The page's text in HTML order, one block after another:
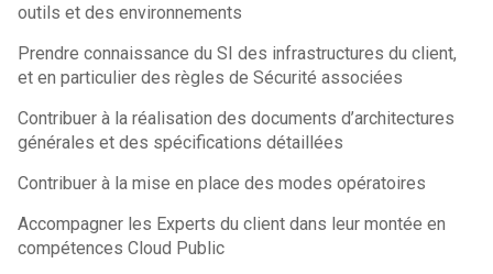
outils et des environnements
Prendre connaissance du SI des infrastructures du client,
et en particulier des règles de Sécurité associées
Contribuer à la réalisation des documents d’architectures
générales et des spécifications détaillées
Contribuer à la mise en place des modes opératoires
Accompagner les Experts du client dans leur montée en
compétences Cloud Public